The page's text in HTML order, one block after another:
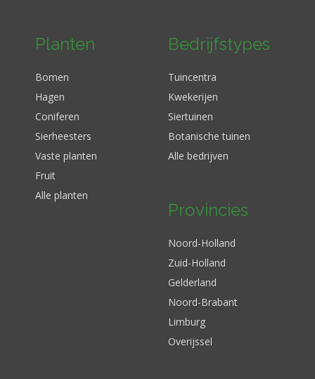
Planten
Bomen
Hagen
Coniferen
Sierheesters
Vaste planten
Fruit
Alle planten
Bedrijfstypes
Tuincentra
Kwekerijen
Siertuinen
Botanische tuinen
Alle bedrijven
Provincies
Noord-Holland
Zuid-Holland
Gelderland
Noord-Brabant
Limburg
Overijssel